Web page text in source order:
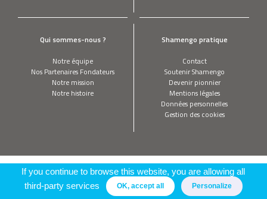
Qui sommes-nous ?
Notre équipe
Nos Partenaires Fondateurs
Notre mission
Notre histoire
Shamengo pratique
Contact
Soutenir Shamengo
Devenir pionnier
Mentions légales
Données personnelles
Gestion des cookies
If you continue to browse this website, you are allowing all
third-party services
OK, accept all Personalize